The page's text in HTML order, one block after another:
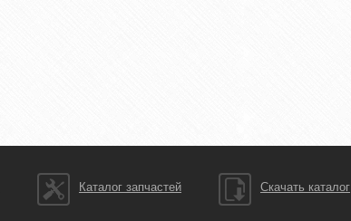
Каталог запчастей Скачать каталог